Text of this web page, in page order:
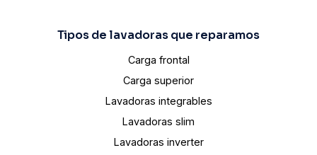
Tipos de lavadoras que reparamos
Carga frontal
Carga superior
Lavadoras integrables
Lavadoras slim
Lavadoras inverter